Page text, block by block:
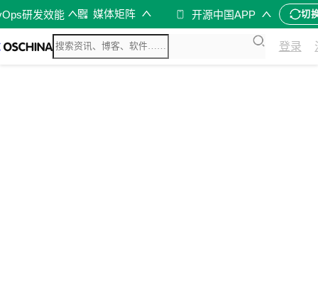
研发效能 媒体矩阵 开源中国APP 切
登录